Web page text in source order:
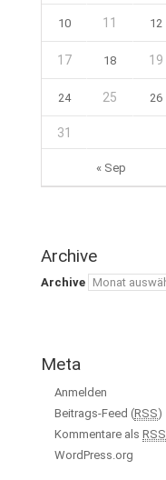
« Sep
10 11 12
17 18 19
24 25 26
31
Archive
Archive
Meta
Anmelden
Beitrags-Feed (RSS)
Kommentare als RSS
WordPress.org